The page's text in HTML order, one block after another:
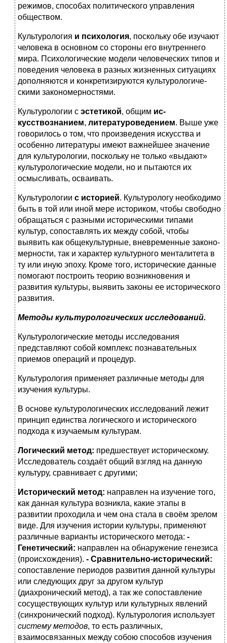
режимов, способах политического управления
обществом.
Культуроло­гия и психология, поскольку обе изучают
человека в основном со стороны его внутреннего
мира. Психологические модели челове­ческих типов и
поведения человека в разных жизненных ситуаци­ях
дополняются и конкретизируются культурологиче­
скими закономерностями.
Культурологии с эстетикой, общим ис­
кусствознанием, литературоведением. Выше уже
говорилось о том, что произведения искусства и
особенно литературы имеют важ­нейшее значение
для культурологии, поскольку не только «выда­ют»
культурологические модели, но и пытаются их
осмысливать, осваивать.
Культурологии с историей. Культурологу необходимо
быть в той или иной мере историком, чтобы свободно
обращаться с раз­ными историческими типами
культур, сопоставлять их между со­бой, чтобы
выявить как общекультурные, вневременные законо­
мерности, так и характер культурного менталитета в
ту или иную эпоху. Кроме того, исторические данные
помогают построить те­орию возникновения и
развития культуры, выявить законы ее исторического
развития.
Методы культурологических исследований.
Культурологические методы исследования
представляют собой комплекс познавательных
приемов операций и процедур.
Культурология применяет различные методы для
изучения культуры.
В основе культурологических исследований лежит
принцип единства логического и исторического
подхода к изучаемым культурам.
Логический метод: предшествует историческому.
Исследователь создаёт общий взгляд на данную
культуру, сравнивает с другими;
Исторический метод: направлен на изучение того,
как данная культура возникла, какие этапы в
развитии проходила и чем она стала в своём зрелом
виде. Для изучения истории культуры, применяют
различные варианты исторического метода: -
Генетический: направлен на обнаружение генезиса
(происхождения). - Сравнительно-исторический:
сопоставление периодов развития данной культуры
или следующих друг за другом культур
(диахронический метод), а так же сопоставление
сосуществующих культур или культурных явлений
(синхронический подход). Культурология использует
систему методов, то есть различных,
взаимосвязанных между собою способов изучения